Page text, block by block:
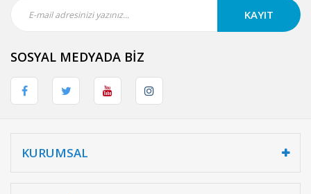
KAYIT
SOSYAL MEDYADA BİZ
KURUMSAL